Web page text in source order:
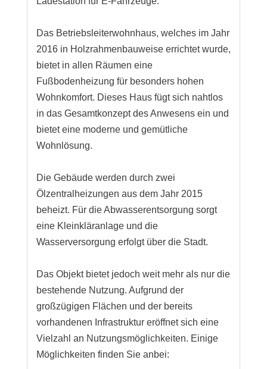
Das Betriebsleiterwohnhaus, welches im Jahr
2016 in Holzrahmenbauweise errichtet wurde,
bietet in allen Räumen eine
Fußbodenheizung für besonders hohen
Wohnkomfort. Dieses Haus fügt sich nahtlos
in das Gesamtkonzept des Anwesens ein und
bietet eine moderne und gemütliche
Wohnlösung.
Die Gebäude werden durch zwei
Ölzentralheizungen aus dem Jahr 2015
beheizt. Für die Abwasserentsorgung sorgt
eine Kleinkläranlage und die
Wasserversorgung erfolgt über die Stadt.
Das Objekt bietet jedoch weit mehr als nur die
bestehende Nutzung. Aufgrund der
großzügigen Flächen und der bereits
vorhandenen Infrastruktur eröffnet sich eine
Vielzahl an Nutzungsmöglichkeiten. Einige
Möglichkeiten finden Sie anbei: